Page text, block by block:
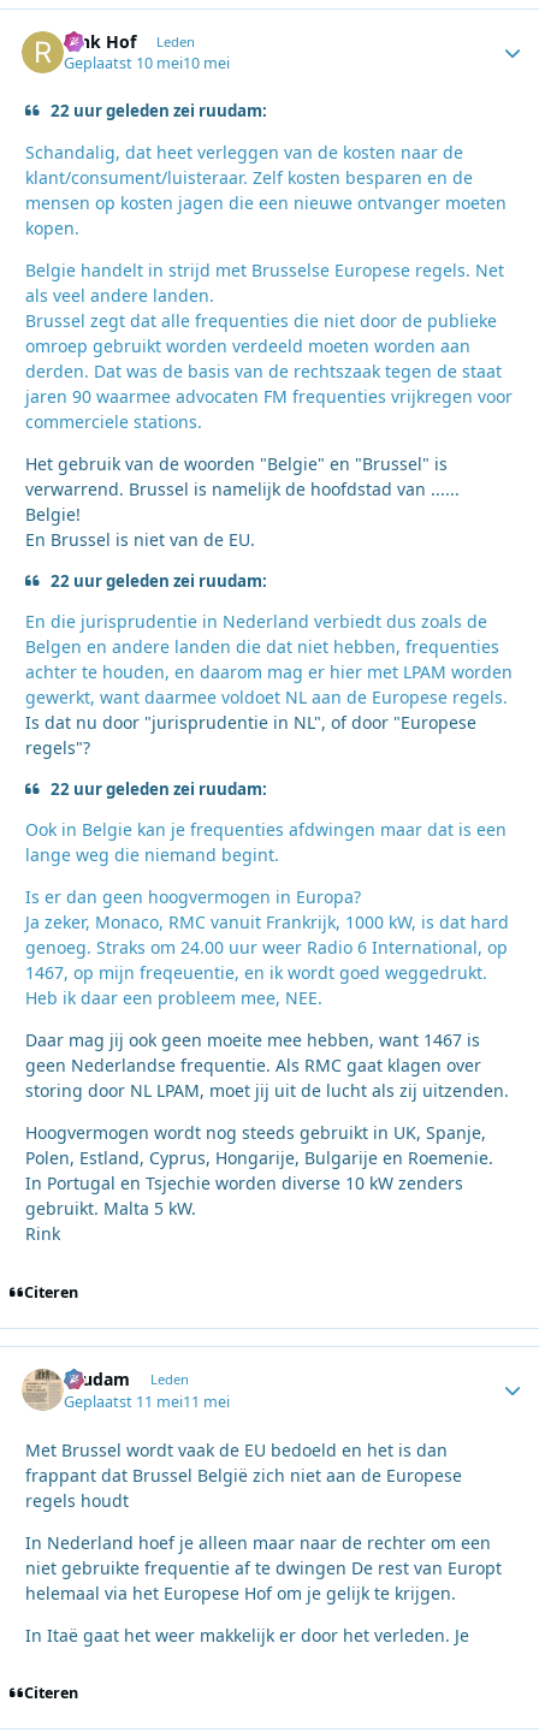
Rink Hof Leden
Geplaatst 10 mei10 mei
22 uur geleden zei ruudam:
Schandalig, dat heet verleggen van de kosten naar de
klant/consument/luisteraar. Zelf kosten besparen en de
mensen op kosten jagen die een nieuwe ontvanger moeten
kopen.
Belgie handelt in strijd met Brusselse Europese regels. Net
als veel andere landen.
Brussel zegt dat alle frequenties die niet door de publieke
omroep gebruikt worden verdeeld moeten worden aan
derden. Dat was de basis van de rechtszaak tegen de staat
jaren 90 waarmee advocaten FM frequenties vrijkregen voor
commerciele stations.
Het gebruik van de woorden "Belgie" en "Brussel" is
verwarrend. Brussel is namelijk de hoofdstad van ......
Belgie!
En Brussel is niet van de EU.
22 uur geleden zei ruudam:
En die jurisprudentie in Nederland verbiedt dus zoals de
Belgen en andere landen die dat niet hebben, frequenties
achter te houden, en daarom mag er hier met LPAM worden
gewerkt, want daarmee voldoet NL aan de Europese regels.
Is dat nu door "jurisprudentie in NL", of door "Europese
regels"?
22 uur geleden zei ruudam:
Ook in Belgie kan je frequenties afdwingen maar dat is een
lange weg die niemand begint.
Is er dan geen hoogvermogen in Europa?
Ja zeker, Monaco, RMC vanuit Frankrijk, 1000 kW, is dat hard
genoeg. Straks om 24.00 uur weer Radio 6 International, op
1467, op mijn freqeuentie, en ik wordt goed weggedrukt.
Heb ik daar een probleem mee, NEE.
Daar mag jij ook geen moeite mee hebben, want 1467 is
geen Nederlandse frequentie. Als RMC gaat klagen over
storing door NL LPAM, moet jij uit de lucht als zij uitzenden.
Hoogvermogen wordt nog steeds gebruikt in UK, Spanje,
Polen, Estland, Cyprus, Hongarije, Bulgarije en Roemenie.
In Portugal en Tsjechie worden diverse 10 kW zenders
gebruikt. Malta 5 kW.
Rink
Citeren
ruudam Leden
Geplaatst 11 mei11 mei
Met Brussel wordt vaak de EU bedoeld en het is dan
frappant dat Brussel België zich niet aan de Europese
regels houdt
In Nederland hoef je alleen maar naar de rechter om een
niet gebruikte frequentie af te dwingen De rest van Europt
helemaal via het Europese Hof om je gelijk te krijgen.
In Itaë gaat het weer makkelijk er door het verleden. Je
Citeren